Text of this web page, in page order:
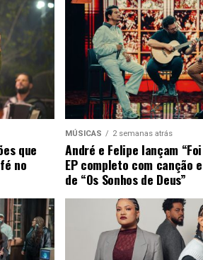
que
no
MÚSICAS 2 semanas atrás
André e Felipe lançam
EP completo com canção
de “Os Sonhos de Deus”